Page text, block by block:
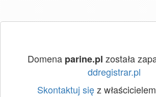
Domena parine.pl została
ddregistrar.pl
Skontaktuj sięz